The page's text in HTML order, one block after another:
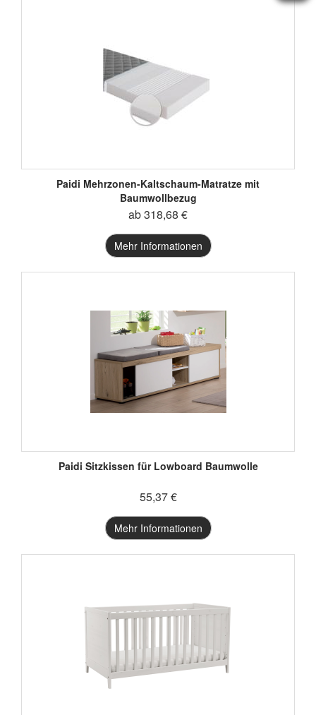
Paidi Mehrzonen-Kaltschaum-Matratze mit
Baumwollbezug
ab 318,68 €
Mehr Informationen
Paidi Sitzkissen für Lowboard Baumwolle
55,37 €
Mehr Informationen